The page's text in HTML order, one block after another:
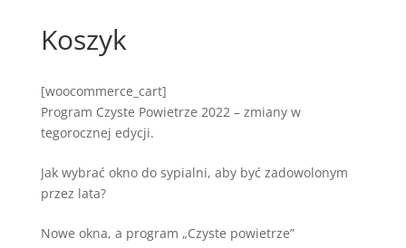
Koszyk
[woocommerce_cart]
Program Czyste Powietrze 2022 – zmiany w
tegorocznej edycji.
Jak wybrać okno do sypialni, aby być zadowolonym
przez lata?
Nowe okna, a program „Czyste powietrze”